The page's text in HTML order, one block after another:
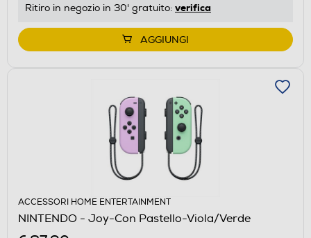
Ritiro in negozio in 30' gratuito: verifica
AGGIUNGI
ACCESSORI HOME ENTERTAINMENT
NINTENDO - Joy-Con Pastello-Viola/Verde